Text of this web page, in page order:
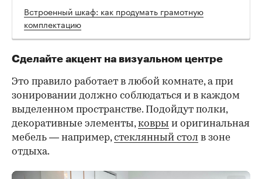
Встроенный шкаф: как продумать грамотную
комплектацию
Сделайте акцент на визуальном центре
Это правило работает в любой комнате, а при
зонировании должно соблюдаться и в каждом
выделенном пространстве. Подойдут полки,
декоративные элементы,ковры и оригинальная
мебель — например,стеклянный стол в зоне
отдыха.